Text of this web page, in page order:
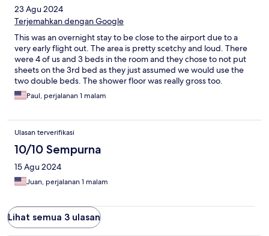
23 Agu 2024
Terjemahkan dengan Google
This was an overnight stay to be close to the airport due to a
very early flight out. The area is pretty scetchy and loud. There
were 4 of us and 3 beds in the room and they chose to not put
sheets on the 3rd bed as they just assumed we would use the
two double beds. The shower floor was really gross too.
Paul, perjalanan 1 malam
Ulasan terverifikasi
10/10 Sempurna
15 Agu 2024
Juan, perjalanan 1 malam
Lihat semua 3 ulasan